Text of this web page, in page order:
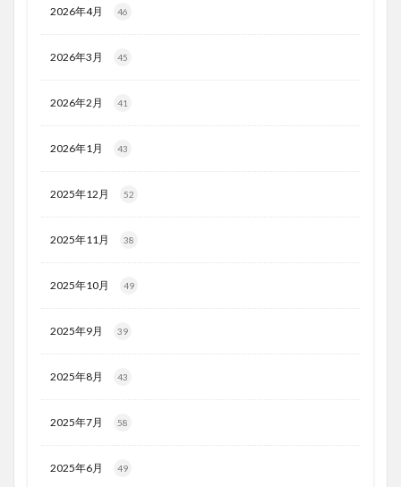
2026年4月 46
2026年3月 45
2026年2月 41
2026年1月 43
2025年12月 52
2025年11月 38
2025年10月 49
2025年9月 39
2025年8月 43
2025年7月 58
2025年6月 49